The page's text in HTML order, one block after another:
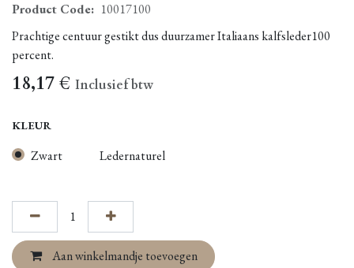
Product Code: 10017100
Prachtige centuur gestikt dus duurzamer Italiaans kalfsleder100
percent.
18,17€ Inclusief btw
KLEUR
Zwart Ledernaturel
Aan winkelmandje toevoegen